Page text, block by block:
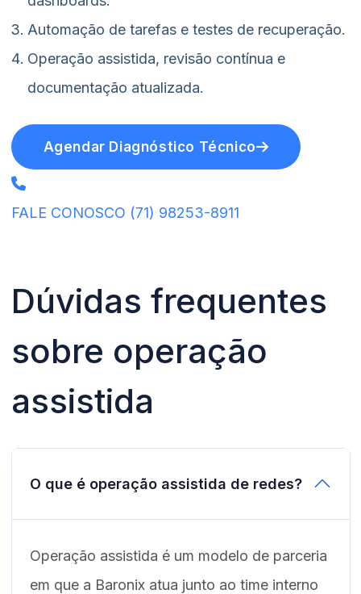
Automação de tarefas e testes de recuperação.
Operação assistida, revisão contínua e
documentação atualizada.
Agendar Diagnóstico Técnico
FALE CONOSCO (71) 98253-8911
Dúvidas frequentes
sobre operação
assistida
O que é operação assistida de redes?
Operação assistida é um modelo de parceria
em que a Baronix atua junto ao time interno